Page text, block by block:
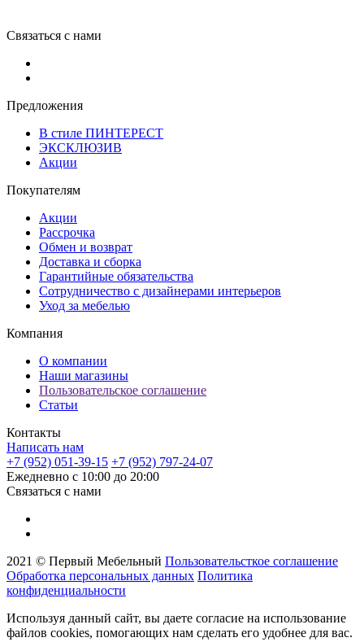
Связаться с нами
Предложения
В стиле ПИНТЕРЕСТ
ЭКСКЛЮЗИВ
Акции
Покупателям
Акции
Рассрочка
Обмен и возврат
Доставка и сборка
Гарантийные обязательства
Сотрудничество с дизайнерами интерьеров
Уход за мебелью
Компания
О компании
Наши магазины
Пользовательское соглашение
Статьи
Контакты
Написать нам
+7 (952) 051-39-15 +7 (952) 797-24-07
Ежедневно с 10:00 до 20:00
Связаться с нами
2021 © Первый Мебельный Пользовательсткое соглашение
Обработка персональных данных Политика
конфиденциальности
Используя данный сайт, вы даете согласие на использование
файлов cookies, помогающих нам сделать его удобнее для вас.